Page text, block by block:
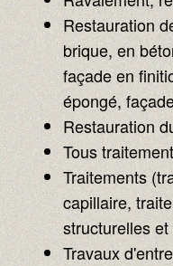
Restauration
brique, en
façade en
épongé,
Restauration
Tous
Traitements
capillaire,
structurelles
Travaux